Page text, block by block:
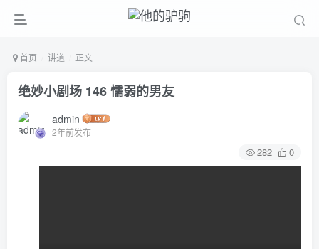
首页 讲道 正文
绝妙小剧场 146 懦弱的男友
admin
2年前发布
282 0